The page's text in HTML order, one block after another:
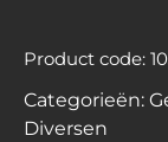
Product code:
Categorieën:
Diversen